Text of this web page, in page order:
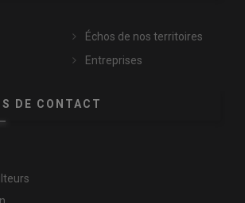
Échos de nos territoires
Entreprises
DE CONTACT